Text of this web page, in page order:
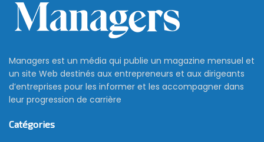
Managers est un média qui publie un magazine mensuel et
un site Web destinés aux entrepreneurs et aux dirigeants
d’entreprises pour les informer et les accompagner dans
leur progression de carrière
Catégories